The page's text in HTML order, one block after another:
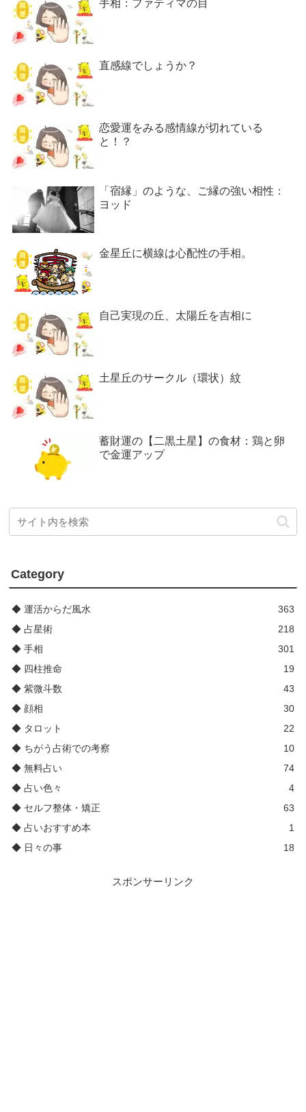
手相：ファティマの目
直感線でしょうか？
恋愛運をみる感情線が切れている
と！？
「宿縁」のような、ご縁の強い相性：
ヨッド
金星丘に横線は心配性の手相。
自己実現の丘、太陽丘を吉相に
土星丘のサークル（環状）紋
蓄財運の【二黒土星】の食材：鶏と卵
で金運アップ
Category
◆ 運活からだ風水
363
◆ 占星術
218
◆ 手相
301
◆ 四柱推命
19
◆ 紫微斗数
43
◆ 顔相
30
◆ タロット
22
◆ ちがう占術での考察
10
◆ 無料占い
74
◆ 占い色々
4
◆ セルフ整体・矯正
63
◆ 占いおすすめ本
1
◆ 日々の事
18
スポンサーリンク